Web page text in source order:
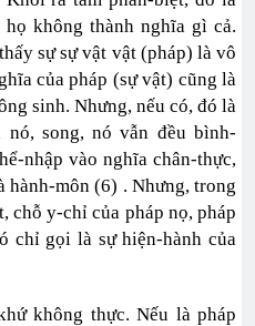
không thành nghĩa gì cả.
sự sự vật vật (pháp) là vô
của pháp (sự vật) cũng là
sinh. Nhưng, nếu có, đó là
song, nó vẫn đều bình-
nhập vào nghĩa chân-thực,
môn (6) . Nhưng, trong
chỗ y-chỉ của pháp nọ, pháp
chỉ gọi là sự hiện-hành của
không thực. Nếu là pháp